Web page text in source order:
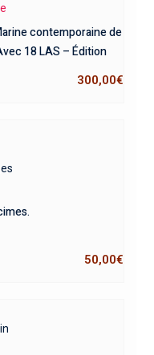
contemporaine de
18 LAS – Édition
300,00€
50,00€